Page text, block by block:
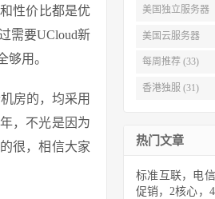
性价比都是优
需要UCloud新
用。
房的，均采用
，不光是因为
很，相信大家
(40)
美国独立服务器
(37)
美国云服务器
(34)
每周推荐 (33)
香港独服 (31)
热门文章
标准互联，电
促销，2核心，